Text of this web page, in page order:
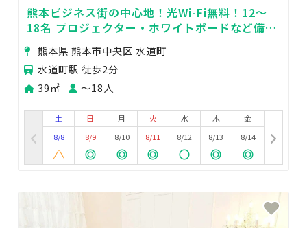
熊本ビジネス街の中心地！光Wi-Fi無料！12～
18名 プロジェクター・ホワイトボードなど備品
充実！立地が分かりやすく使いやすい
熊本県 熊本市中央区 水道町
水道町駅 徒歩2分
39㎡
〜18人
土
8/8
日
8/9
月
8/10
火
8/11
水
8/12
木
8/13
金
8/14